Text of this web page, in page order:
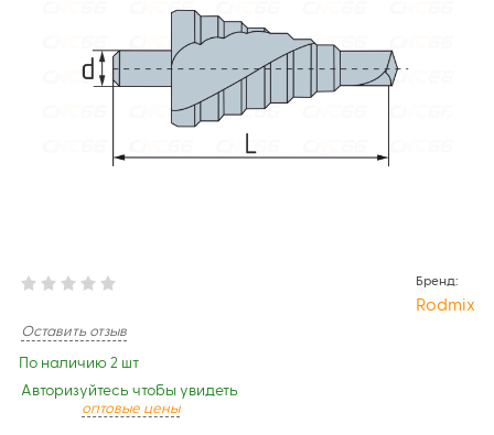
Бренд:
Rodmix
Оставить отзыв
По наличию 2 шт
Авторизуйтесь чтобы увидеть
оптовые цены